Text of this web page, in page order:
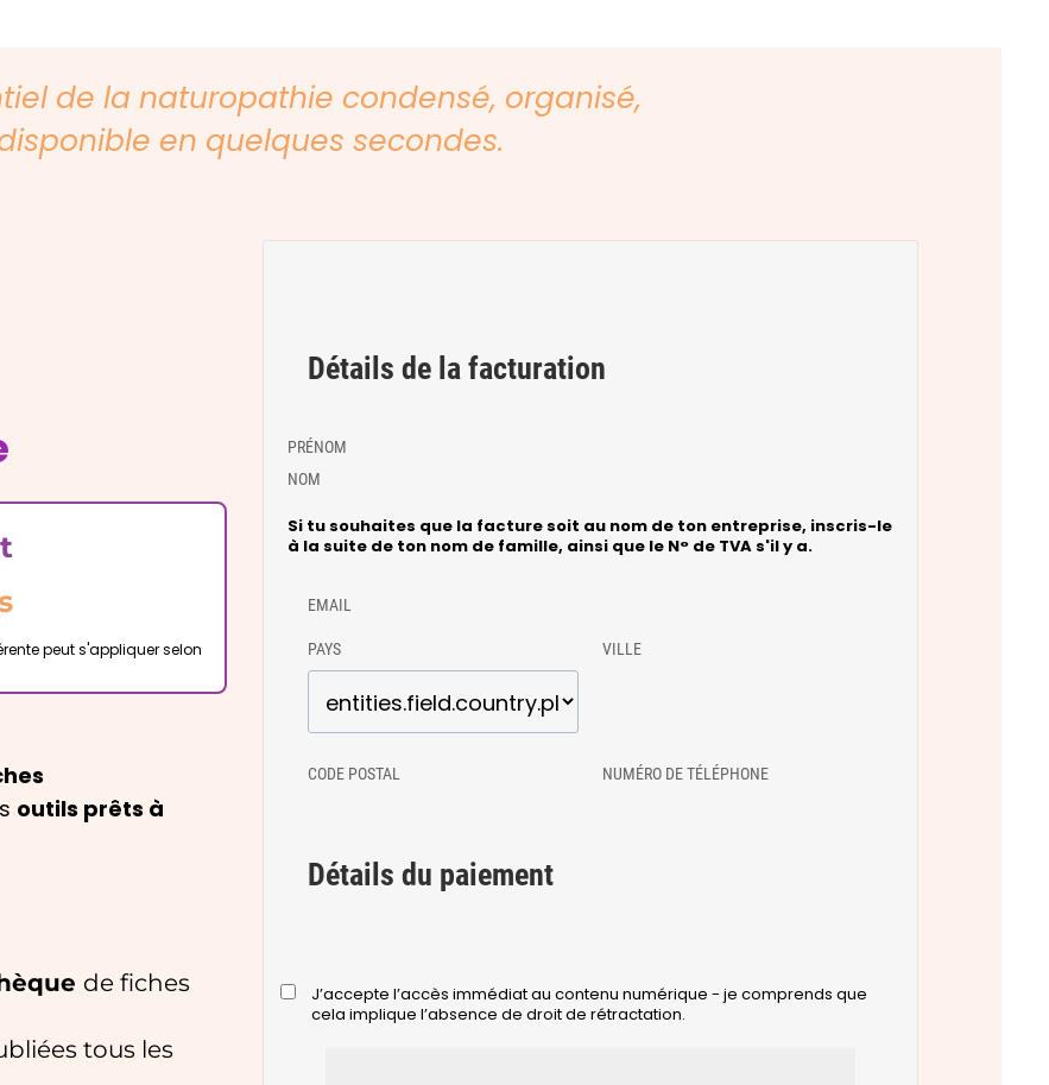
de la naturopathie condensé, organisé,
en quelques secondes.
peut s'appliquer selon
outils prêts à
de fiches
tous les
Détails de la facturation
PRÉNOM
NOM
Si tu souhaites que la facture soit au nom de ton entreprise, inscris-le
à la suite de ton nom de famille, ainsi que le N° de TVA s'il y a.
EMAIL
PAYS VILLE
CODE POSTAL NUMÉRO DE TÉLÉPHONE
Détails du paiement
J’accepte l’accès immédiat au contenu numérique - je comprends que
cela implique l’absence de droit de rétractation.